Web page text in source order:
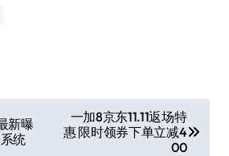
新曝
统
一加8京东11.11返场特
惠 限时领券下单立减4
00